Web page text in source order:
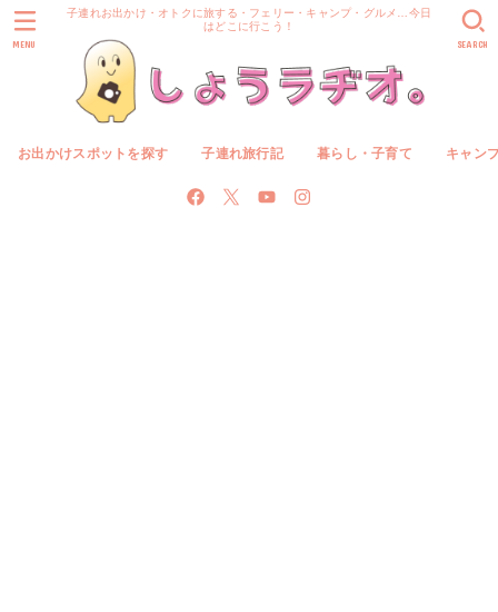
子連れお出かけ・オトクに旅する・フェリー・キャンプ・グルメ…今日
はどこに行こう！
お出かけスポットを探す 子連れ旅行記 暮らし・子育て キャン
SEARCH
MENU